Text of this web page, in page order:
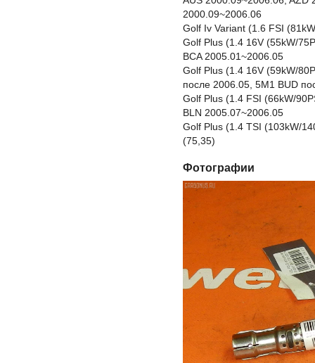
2000.09~2006.06
Golf Iv Variant (1.6 FSI
Golf Plus (1.4 16V (55kW/
BCA 2005.01~2006.05
Golf Plus (1.4 16V (59kW/
после 2006.05, 5M1 BUD
Golf Plus (1.4 FSI (66kW/
BLN 2005.07~2006.05
Golf Plus (1.4 TSI (103kW/
(75,35)
Фотографии